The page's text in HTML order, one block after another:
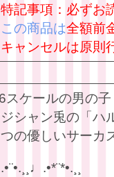
特記事項：必ずお
の商品は全額前
ャンセルは原則
スケールの男の
シャン兎の「ハ
つの優しいサーカ